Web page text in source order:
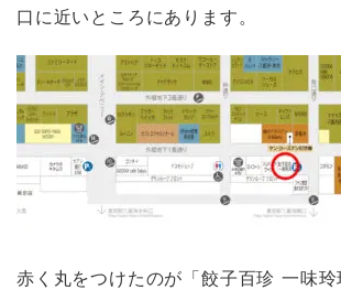
口に近いところにあります。
赤く丸をつけたのが「餃子百珍 一味